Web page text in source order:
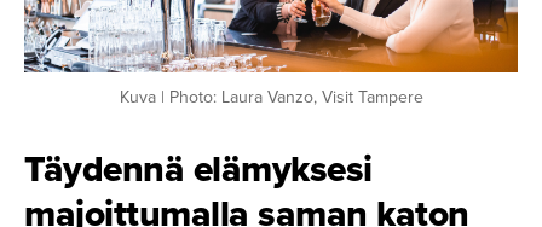
Kuva | Photo: Laura Vanzo, Visit Tampere
Täydennä elämyksesi
majoittu­malla saman katon